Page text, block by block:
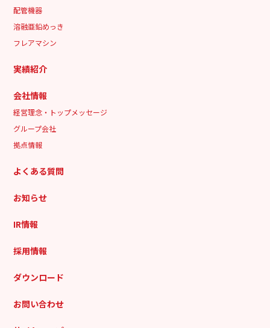
配管機器
溶融亜鉛めっき
フレアマシン
実績紹介
会社情報
経営理念・トップメッセージ
グループ会社
拠点情報
よくある質問
お知らせ
IR情報
採用情報
ダウンロード
お問い合わせ